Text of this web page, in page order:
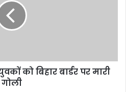
को बिहार बार्डर पर मारी
गोली